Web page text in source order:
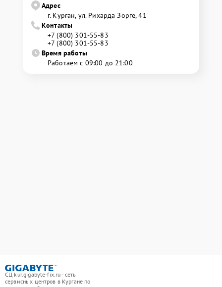
Адрес
г. Курган, ул. Рихарда Зорге, 41
Контакты
+7 (800) 301-55-83
+7 (800) 301-55-83
Время работы
Работаем с 09:00 до 21:00
СЦ kur.gigabyte-fix.ru - сеть
сервисных центров в Кургане по